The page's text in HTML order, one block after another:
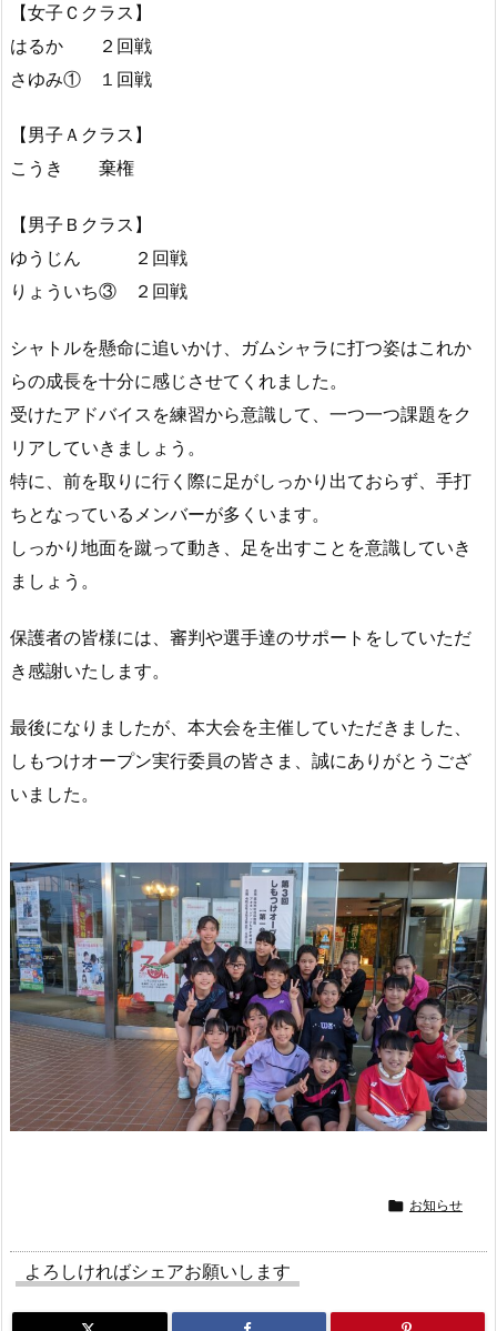
【女子Ｃクラス】
はるか ２回戦
さゆみ① １回戦
【男子Ａクラス】
こうき 棄権
【男子Ｂクラス】
ゆうじん ２回戦
りょういち③ ２回戦
シャトルを懸命に追いかけ、ガムシャラに打つ姿はこれか
らの成長を十分に感じさせてくれました。
受けたアドバイスを練習から意識して、一つ一つ課題をク
リアしていきましょう。
特に、前を取りに行く際に足がしっかり出ておらず、手打
ちとなっているメンバーが多くいます。
しっかり地面を蹴って動き、足を出すことを意識していき
ましょう。
保護者の皆様には、審判や選手達のサポートをしていただ
き感謝いたします。
最後になりましたが、本大会を主催していただきました、
しもつけオープン実行委員の皆さま、誠にありがとうござ
いました。
 お知らせ
よろしければシェアお願いします